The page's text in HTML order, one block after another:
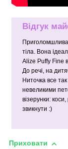
Відгук
тіла. Вона
Alize Puffy Fine
До речі, на
Ниточка все
невеликими
візерунки:
звикнути :)
Приховати